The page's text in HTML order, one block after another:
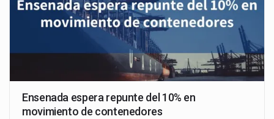
Ensenada espera repunte del 10% en
movimiento de contenedores